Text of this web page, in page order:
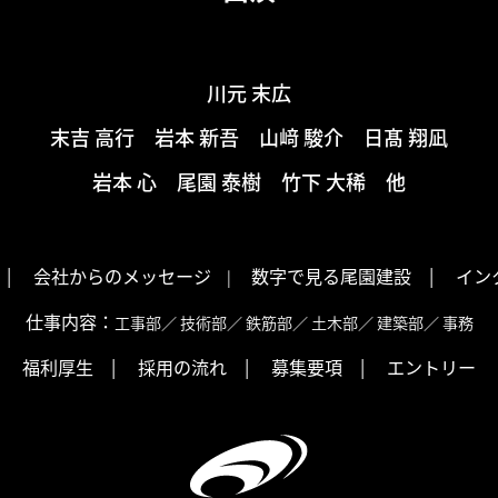
川元 末広
末吉 高行 岩本 新吾 山﨑 駿介 日髙 翔凪
岩本 心 尾園 泰樹 竹下 大稀 他
会社からのメッセージ | 数字で見る尾園建設 | イン
仕事内容： 工事部／技術部／鉄筋部／ 土木部／建築部／事務
福利厚生 | 採用の流れ | 募集要項 | エントリー